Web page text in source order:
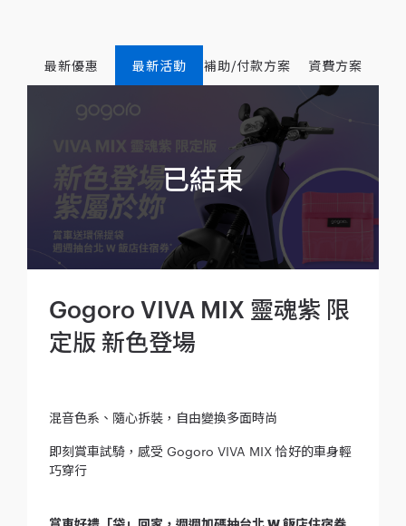
最新優惠 最新活動 補助/付款方案 資費方案
Gogoro VIVA MIX 靈魂紫 限
定版 新色登場
混音色系、隨心拆裝，自由變換多面時尚
即刻賞車試騎，感受 Gogoro VIVA MIX 恰好的車身輕
巧穿行